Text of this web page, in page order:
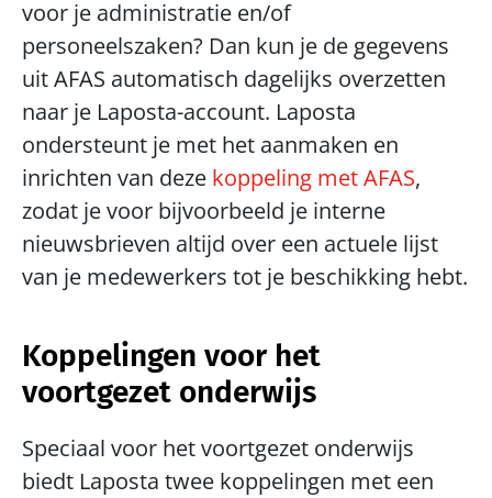
voor je administratie en/of
personeelszaken? Dan kun je de gegevens
uit AFAS automatisch dagelijks overzetten
naar je Laposta-account. Laposta
ondersteunt je met het aanmaken en
inrichten van deze koppeling met AFAS,
zodat je voor bijvoorbeeld je interne
nieuwsbrieven altijd over een actuele lijst
van je medewerkers tot je beschikking hebt.
Koppelingen voor het
voortgezet onderwijs
Speciaal voor het voortgezet onderwijs
biedt Laposta twee koppelingen met een